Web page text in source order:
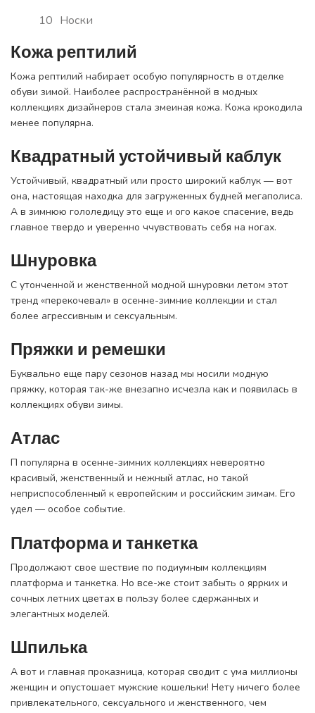
Носки
Кожа рептилий
Кожа рептилий набирает особую популярность в отделке
обуви зимой. Наиболее распространённой в модных
коллекциях дизайнеров стала змеиная кожа. Кожа крокодила
менее популярна.
Квадратный устойчивый каблук
Устойчивый, квадратный или просто широкий каблук — вот
она, настоящая находка для загруженных будней мегаполиса.
А в зимнюю гололедицу это еще и ого какое спасение, ведь
главное твердо и уверенно ччувствовать себя на ногах.
Шнуровка
С утонченной и женственной модной шнуровки летом этот
тренд «перекочевал» в осенне-зимние коллекции и стал
более агрессивным и сексуальным.
Пряжки и ремешки
Буквально еще пару сезонов назад мы носили модную
пряжку, которая так-же внезапно исчезла как и появилась в
коллекциях обуви зимы.
Атлас
П популярна в осенне-зимних коллекциях невероятно
красивый, женственный и нежный атлас, но такой
неприспособленный к европейским и российским зимам. Его
удел — особое событие.
Платформа и танкетка
Продолжают свое шествие по подиумным коллекциям
платформа и танкетка. Но все-же стоит забыть о яррких и
сочных летних цветах в пользу более сдержанных и
элегантных моделей.
Шпилька
А вот и главная проказница, которая сводит с ума миллионы
женщин и опустошает мужские кошельки! Нету ничего более
привлекательного, сексуального и женственного, чем